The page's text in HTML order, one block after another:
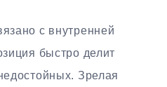
с внутренней
быстро делит
Зрелая